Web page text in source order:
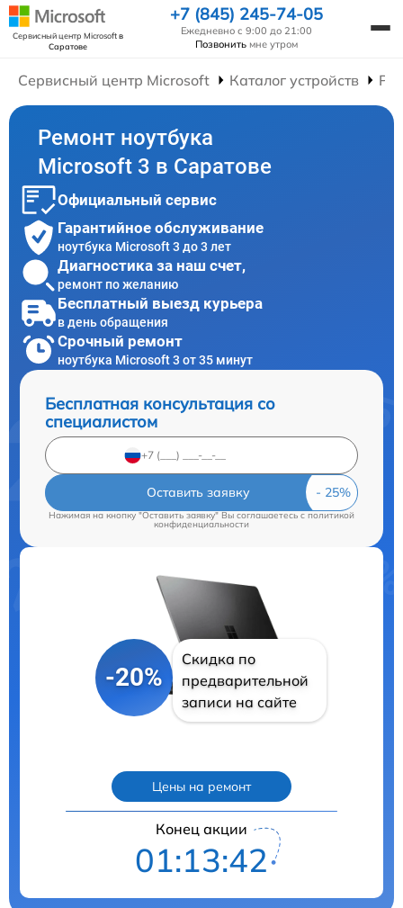
Сервисный центр Microsoftв
Саратове
+7 (845) 245-74-05
Ежедневно с 9:00 до 21:00
Позвонить мне утром
Сервисный центр Microsoft Каталог устройств
Ремонт ноутбука
Microsoft 3 в Саратове
Официальный сервис
Гарантийное обслуживание
ноутбука Microsoft 3 до 3 лет
Диагностика за наш счет,
ремонт по желанию
Бесплатный выезд курьера
в день обращения
Срочный ремонт
ноутбука Microsoft 3 от 35 минут
Бесплатная консультация со
специалистом
Оставить заявку
Нажимая на кнопку "Оставить заявку" Вы соглашаетесь cполитикой
конфиденциальности
-20%
Скидка по
предварительной
записи на сайте
Цены на ремонт
Конец акции
01:13:40